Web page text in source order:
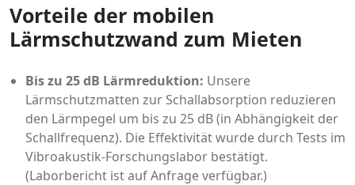
Vorteile der mobilen
Lärmschutzwand zum Mieten
Bis zu 25 dB Lärmreduktion: Unsere
Lärmschutzmatten zur Schallabsorption reduzieren
den Lärmpegel um bis zu 25 dB (in Abhängigkeit der
Schallfrequenz). Die Effektivität wurde durch Tests im
Vibroakustik-Forschungslabor bestätigt.
(Laborbericht ist auf Anfrage verfügbar.)